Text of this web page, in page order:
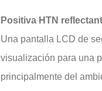
Positiva HTN
Una pantalla LCD de
visualización para una
principalmente del